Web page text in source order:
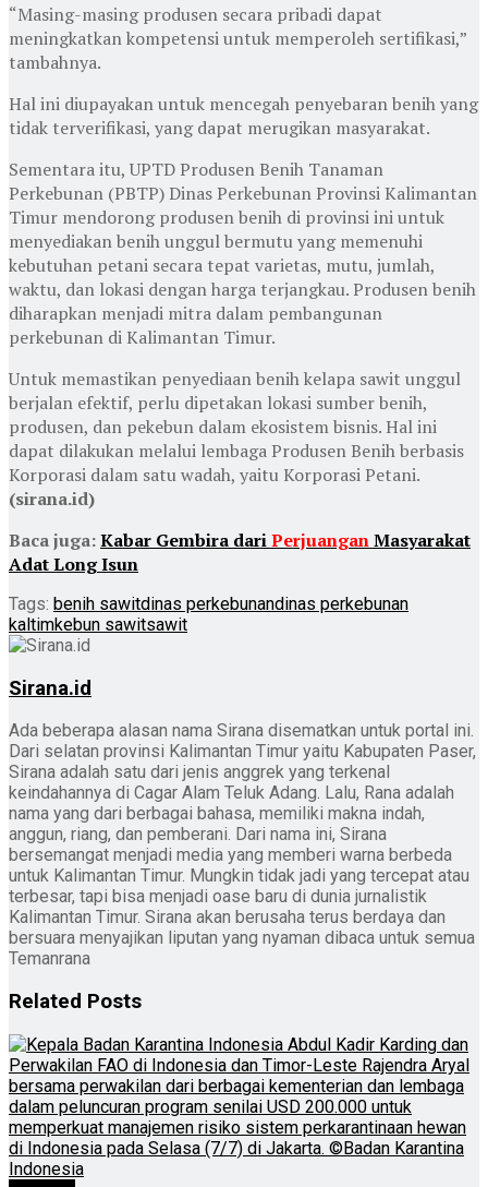
“Masing-masing produsen secara pribadi dapat
meningkatkan kompetensi untuk memperoleh sertifikasi,”
tambahnya.
Hal ini diupayakan untuk mencegah penyebaran benih yang
tidak terverifikasi, yang dapat merugikan masyarakat.
Sementara itu, UPTD Produsen Benih Tanaman
Perkebunan (PBTP) Dinas Perkebunan Provinsi Kalimantan
Timur mendorong produsen benih di provinsi ini untuk
menyediakan benih unggul bermutu yang memenuhi
kebutuhan petani secara tepat varietas, mutu, jumlah,
waktu, dan lokasi dengan harga terjangkau. Produsen benih
diharapkan menjadi mitra dalam pembangunan
perkebunan di Kalimantan Timur.
Untuk memastikan penyediaan benih kelapa sawit unggul
berjalan efektif, perlu dipetakan lokasi sumber benih,
produsen, dan pekebun dalam ekosistem bisnis. Hal ini
dapat dilakukan melalui lembaga Produsen Benih berbasis
Korporasi dalam satu wadah, yaitu Korporasi Petani.
(sirana.id)
Baca juga:Kabar Gembira dariPerjuanganMasyarakat
Adat Long Isun
Tags: benih sawitdinas perkebunandinas perkebunan
kaltimkebun sawitsawit
Sirana.id
Ada beberapa alasan nama Sirana disematkan untuk portal ini.
Dari selatan provinsi Kalimantan Timur yaitu Kabupaten Paser,
Sirana adalah satu dari jenis anggrek yang terkenal
keindahannya di Cagar Alam Teluk Adang. Lalu, Rana adalah
nama yang dari berbagai bahasa, memiliki makna indah,
anggun, riang, dan pemberani. Dari nama ini, Sirana
bersemangat menjadi media yang memberi warna berbeda
untuk Kalimantan Timur. Mungkin tidak jadi yang tercepat atau
terbesar, tapi bisa menjadi oase baru di dunia jurnalistik
Kalimantan Timur. Sirana akan berusaha terus berdaya dan
bersuara menyajikan liputan yang nyaman dibaca untuk semua
Temanrana
Related Posts